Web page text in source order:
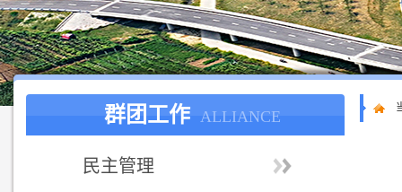
群团工作 ALLIANCE
民主管理